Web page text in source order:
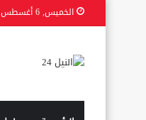
الخميس, 6 أغسطس 2026 3:23 م